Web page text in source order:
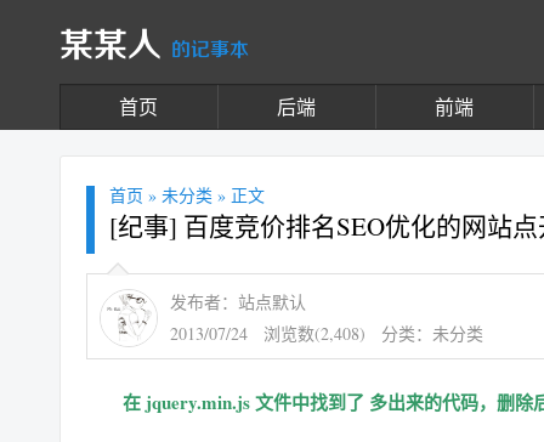
某某人 的记事本
首页 后端 前端
首页 » 未分类 » 正文
[纪事] 百度竞价排名SEO优化的网站
发布者：站点默认
2013/07/24
浏览数(2,408) 分类： 未分类
在 jquery.min.js 文件中找到了 多出来的代码，删除